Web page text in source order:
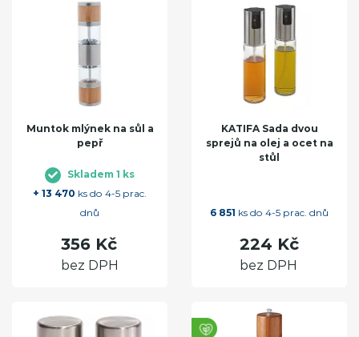
Muntok mlýnek na sůl a
pepř
Skladem 1 ks
+ 13 470 ks do 4-5 prac.
dnů
356 Kč
bez DPH
KATIFA Sada dvou
sprejů na olej a ocet na
stůl
6 851 ks do 4-5 prac. dnů
224 Kč
bez DPH